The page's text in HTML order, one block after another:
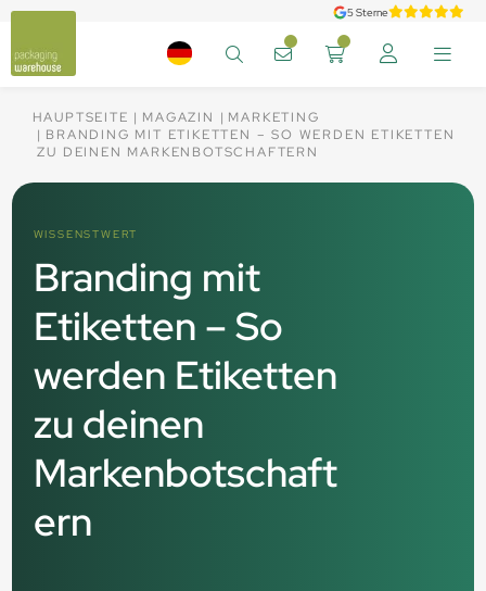
5 Sterne
HAUPTSEITE MAGAZIN
MARKETING
BRANDING MIT ETIKETTEN – SO WERDEN ETIKETTEN
ZU DEINEN MARKENBOTSCHAFTERN
WISSENSTWERT
Branding mit
Etiketten – So
werden Etiketten
zu deinen
Markenbotschaft
ern